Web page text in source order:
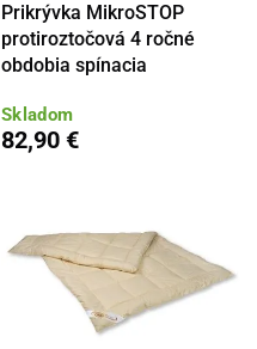
Prikrývka MikroSTOP
protiroztočová 4 ročné
obdobia spínacia
Skladom
82,90 €